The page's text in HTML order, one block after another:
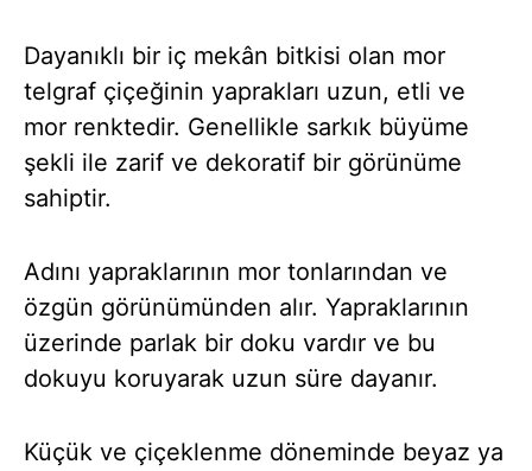
Dayanıklı bir iç mekân bitkisi olan mor
telgraf çiçeğinin yaprakları uzun, etli ve
mor renktedir. Genellikle sarkık büyüme
şekli ile zarif ve dekoratif bir görünüme
sahiptir.
Adını yapraklarının mor tonlarından ve
özgün görünümünden alır. Yapraklarının
üzerinde parlak bir doku vardır ve bu
dokuyu koruyarak uzun süre dayanır.
Küçük ve çiçeklenme döneminde beyaz ya